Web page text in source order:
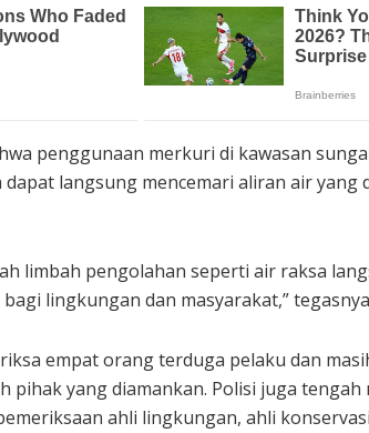
penggunaan merkuri di kawasan
langsung mencemari aliran air yang
limbah pengolahan seperti air raksa
lingkungan dan masyarakat,”
empat orang terduga pelaku dan
pihak yang diamankan. Polisi juga tengah
ahli lingkungan, ahli